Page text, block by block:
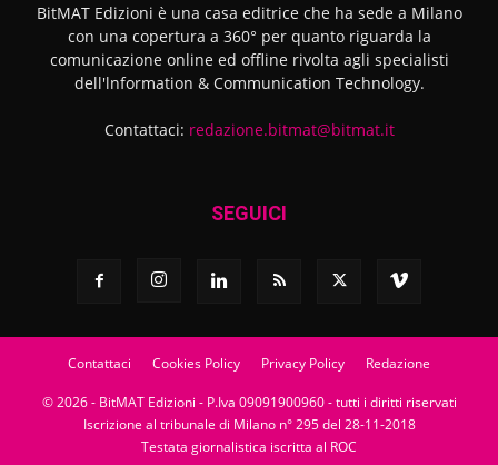
BitMAT Edizioni è una casa editrice che ha sede a Milano
con una copertura a 360° per quanto riguarda la
comunicazione online ed offline rivolta agli specialisti
dell'lnformation & Communication Technology.
Contattaci: redazione.bitmat@bitmat.it
SEGUICI
Contattaci Cookies Policy Privacy Policy Redazione
© 2026 - BitMAT Edizioni - P.Iva 09091900960 - tutti i diritti riservati
Iscrizione al tribunale di Milano n° 295 del 28-11-2018
Testata giornalistica iscritta al ROC